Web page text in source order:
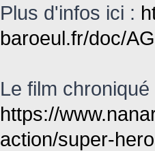
Plus d'infos ici :
baroeul.fr/doc/
Le film
https://
action/super-